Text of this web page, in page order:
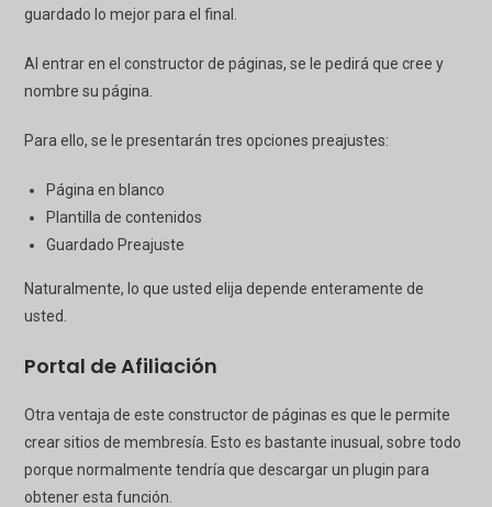
guardado lo mejor para el final.
Al entrar en el constructor de páginas, se le pedirá que cree y
nombre su página.
Para ello, se le presentarán tres opcionespreajustes:
Página en blanco
Plantilla de contenidos
Guardado Preajuste
Naturalmente, lo que usted elija depende enteramente de
usted.
Portal de Afiliación
Otra ventaja de este constructor de páginas es que le permite
crear sitios de membresía. Esto es bastante inusual, sobre todo
porque normalmente tendría que descargar un plugin para
obtener esta función.